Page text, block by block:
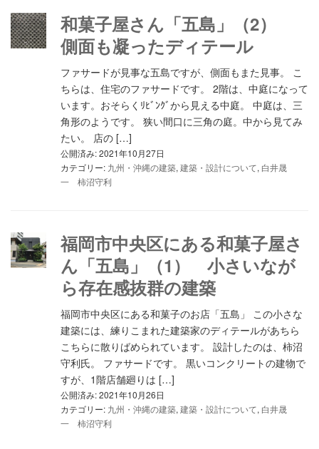
和菓子屋さん「五島」（2）
側面も凝ったディテール
ファサードが見事な五島ですが、側面もまた見事。 こ
ちらは、住宅のファサードです。 2階は、中庭になって
います。おそらくﾘﾋﾞﾝｸﾞから見える中庭。 中庭は、三
角形のようです。 狭い間口に三角の庭。中から見てみ
たい。 店の […]
公開済み: 2021年10月27日
カテゴリー: 九州・沖縄の建築, 建築・設計について, 白井晟
一 柿沼守利
福岡市中央区にある和菓子屋さ
ん「五島」（1） 小さいなが
ら存在感抜群の建築
福岡市中央区にある和菓子のお店「五島」 この小さな
建築には、練りこまれた建築家のディテールがあちら
こちらに散りばめられています。 設計したのは、柿沼
守利氏。 ファサードです。 黒いコンクリートの建物で
すが、1階店舗廻りは […]
公開済み: 2021年10月26日
カテゴリー: 九州・沖縄の建築, 建築・設計について, 白井晟
一 柿沼守利